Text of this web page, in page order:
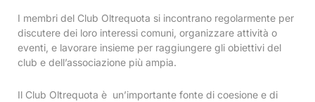
I membri del Club Oltrequota si incontrano regolarmente per
discutere dei loro interessi comuni, organizzare attività o
eventi, e lavorare insieme per raggiungere gli obiettivi del
club e dell’associazione più ampia.
Il Club Oltrequota è un’importante fonte di coesione e di